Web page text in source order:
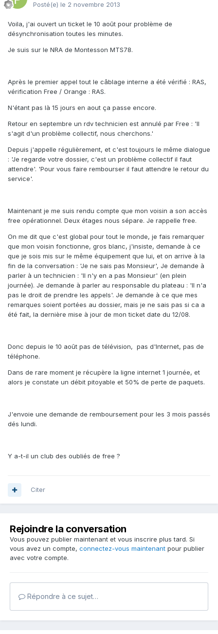
Posté(e) le 2 novembre 2013
Voila, j'ai ouvert un ticket le 10 août pour problème de
désynchronisation toutes les minutes.
Je suis sur le NRA de Montesson MTS78.
Après le premier appel tout le câblage interne a été vérifié : RAS,
vérification Free / Orange : RAS.
N'étant pas là 15 jours en aout ça passe encore.
Retour en septembre un rdv technicien est annulé par Free : 'Il
s'agit d'un problème collectif, nous cherchons.'
Depuis j'appelle régulièrement, et c'est toujours le même dialogue
: 'Je regarde votre dossier, c'est un problème collectif il faut
attendre'. 'Pour vous faire rembourser il faut attendre le retour du
service'.
Maintenant je me suis rendu compte que mon voisin a son accès
free opérationnel. Deux étages nous sépare. Je rappelle free.
On me dit que c'est global pour tout le monde, je fais remarquer
que mon voisin fonctionne, gros blanc, j'insiste, demande à ce
que je sois mis sur le même équipement que lui, et on arrive à la
fin de la conversation : 'Je ne sais pas Monsieur', Je demande à
parler à un technicien : 'Il n'y en a pas Monsieur' (en plein
journée). Je demande à parler au responsable du plateau : 'Il n'a
pas le droit de prendre les appels'. Je demande à ce que mes
remarques soient portées au dossier, mais je ne sais pas si ca a
été fait, la dernière mise à jour de mon ticket date du 12/08.
Donc depuis le 10 août pas de télévision, pas d'Internet, pas de
téléphone.
Dans de rare moment je récupère la ligne internet 1 journée, et
alors je constate un débit pitoyable et 50% de perte de paquets.
J'envoie une demande de remboursement pour les 3 mois passés
dés lundi.
Y a-t-il un club des oubliés de free ?
Citer
Rejoindre la conversation
Vous pouvez publier maintenant et vous inscrire plus tard. Si
vous avez un compte, connectez-vous maintenant pour publier
avec votre compte.
Répondre à ce sujet…